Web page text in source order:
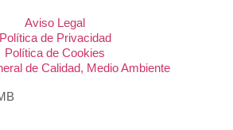
Aviso Legal
Política de Privacidad
Política de Cookies
de Calidad, Medio Ambiente